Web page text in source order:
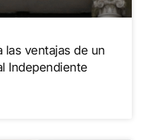
las ventajas de un
Independiente